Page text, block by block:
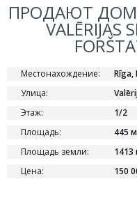
ПРОДАЮТ
VALĒRIJAS
Местонахождение:
Rīga,
Улица:
Этаж:
1/2
Площадь:
445
Площадь земли:
1413
Цена:
150